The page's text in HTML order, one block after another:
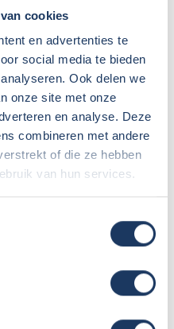
cookies
en advertenties te
social media te bieden
Ook delen we
onze site met onze
en analyse. Deze
combineren met andere
of die ze hebben
van hun services.